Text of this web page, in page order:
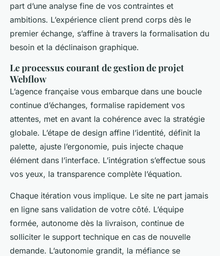
part d’une analyse fine de vos contraintes et
ambitions. L’expérience client prend corps dès le
premier échange, s’affine à travers la formalisation du
besoin et la déclinaison graphique.
Le processus courant de gestion de projet
Webflow
L’agence française vous embarque dans une boucle
continue d’échanges, formalise rapidement vos
attentes, met en avant la cohérence avec la stratégie
globale. L’étape de design affine l’identité, définit la
palette, ajuste l’ergonomie, puis injecte chaque
élément dans l’interface. L’intégration s’effectue sous
vos yeux, la transparence complète l’équation.
Chaque itération vous implique. Le site ne part jamais
en ligne sans validation de votre côté. L’équipe
formée, autonome dès la livraison, continue de
solliciter le support technique en cas de nouvelle
demande. L’autonomie grandit, la méfiance se